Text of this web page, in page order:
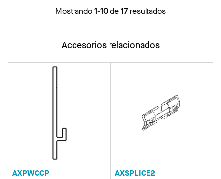
Mostrando1-10de17resultados
Accesorios relacionados
AXPWCCP AXSPLICE2